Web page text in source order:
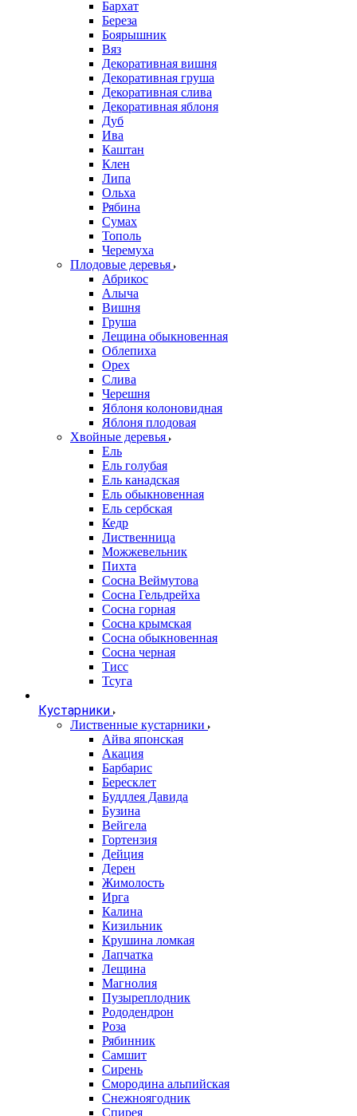
Бархат
Береза
Боярышник
Вяз
Декоративная вишня
Декоративная груша
Декоративная слива
Декоративная яблоня
Дуб
Ива
Каштан
Клен
Липа
Ольха
Рябина
Сумах
Тополь
Черемуха
Плодовые деревья
Абрикос
Алыча
Вишня
Груша
Лещина обыкновенная
Облепиха
Орех
Слива
Черешня
Яблоня колоновидная
Яблоня плодовая
Хвойные деревья
Ель
Ель голубая
Ель канадская
Ель обыкновенная
Ель сербская
Кедр
Лиственница
Можжевельник
Пихта
Сосна Веймутова
Сосна Гельдрейха
Сосна горная
Сосна крымская
Сосна обыкновенная
Сосна черная
Тисс
Тсуга
Кустарники
Лиственные кустарники
Айва японская
Акация
Барбарис
Бересклет
Буддлея Давида
Бузина
Вейгела
Гортензия
Дейция
Дерен
Жимолость
Ирга
Калина
Кизильник
Крушина ломкая
Лапчатка
Лещина
Магнолия
Пузыреплодник
Рододендрон
Роза
Рябинник
Самшит
Сирень
Смородина альпийская
Снежноягодник
Спирея